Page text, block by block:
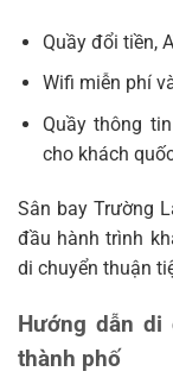
Quầy đổi tiền,
Wifi miễn phí
Quầy thông
cho khách
Sân bay Trường
đầu hành trình
di chuyển thuận
Hướng dẫn di
thành phố